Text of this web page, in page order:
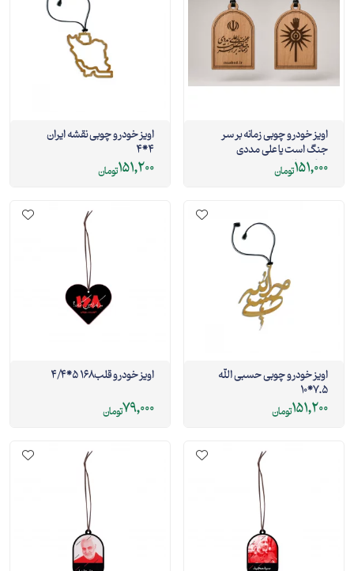
اویز خودرو چوبی زمانه بر سر
جنگ است یا علی مددی
6.5*4.5
151,000تومان
اویز خودرو چوبی نقشه ایران
4*4
151,200تومان
اویز خودرو چوبی حسبی الله
7.5*10
151,200تومان
اویز خودرو قلب168 5*4/4
79,000تومان